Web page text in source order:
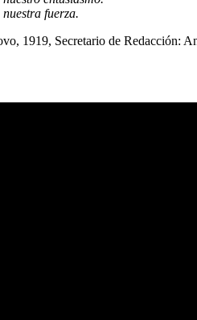
fuerza.
1919, Secretario de Redacción: